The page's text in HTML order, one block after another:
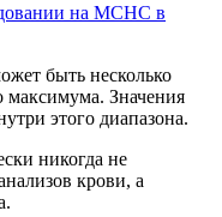
на MCHC в
быть несколько
максимума. Значения
этого диапазона.
никогда не
крови, а